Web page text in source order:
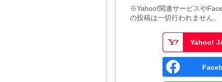
※Yahoo!関連サービスや
の投稿は一切行われません。
Yahoo!